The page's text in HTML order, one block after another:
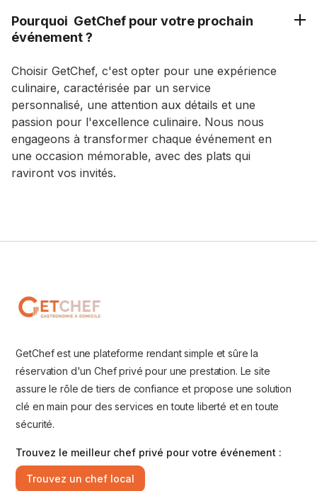
Pourquoi GetChef pour votre prochain
événement ?
Choisir GetChef, c'est opter pour une expérience
culinaire, caractérisée par un service
personnalisé, une attention aux détails et une
passion pour l'excellence culinaire. Nous nous
engageons à transformer chaque événement en
une occasion mémorable, avec des plats qui
raviront vos invités.
GetChef est une plateforme rendant simple et sûre la
réservation d'un Chef privé pour une prestation. Le site
assure le rôle de tiers de confiance et propose une solution
clé en main pour des services en toute liberté et en toute
sécurité.
Trouvez le meilleur chef privé pour votre événement :
Trouvez un chef local